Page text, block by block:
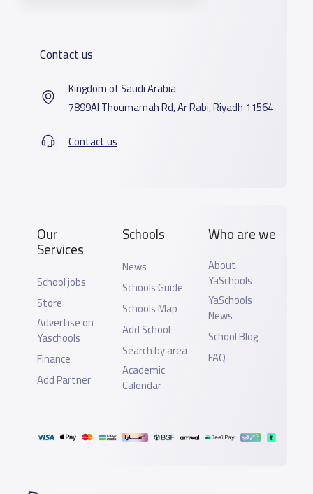
Contact us
Kingdom of Saudi Arabia
7899Al Thoumamah Rd, Ar Rabi, Riyadh 11564
Contact us
Our
Services
School jobs
Store
Advertise on
Yaschools
Finance
Add Partner
Schools
News
Schools Guide
Schools Map
Add School
Search by area
Academic
Calendar
Who are we
About
YaSchools
YaSchools
News
School Blog
FAQ